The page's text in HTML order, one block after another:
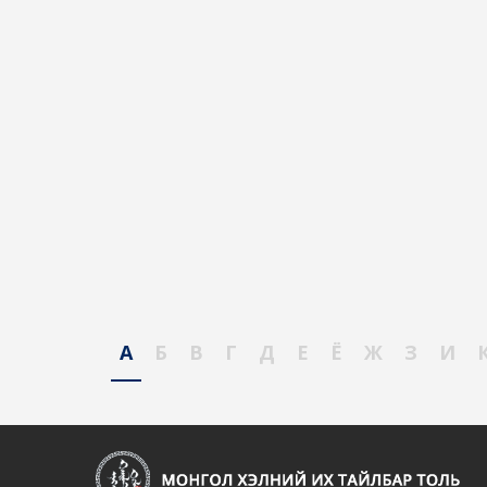
А Б В Г Д Е Ё Ж З И